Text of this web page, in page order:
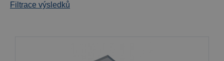
Filtrace výsledků